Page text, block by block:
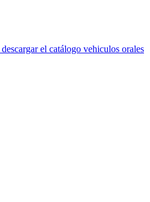
descargar el catálogo vehiculos orales